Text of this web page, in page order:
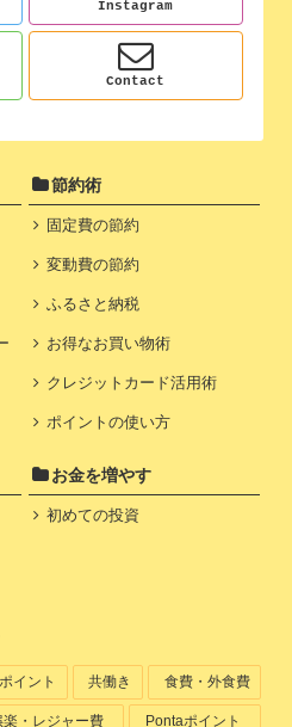
Instagram
Contact
節約術
固定費の節約
変動費の節約
ふるさと納税
お得なお買い物術
クレジットカード活用術
ポイントの使い方
お金を増やす
初めての投資
イント 共働き 食費・外食費
楽・レジャー費 Pontaポイント